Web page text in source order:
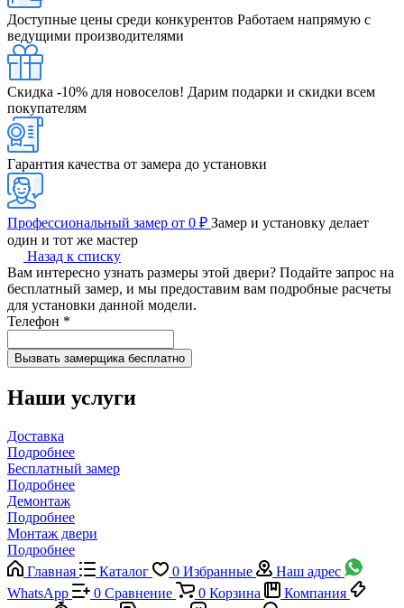
Доступные цены среди конкурентов Работаем напрямую с
ведущими производителями
Скидка -10% для новоселов! Дарим подарки и скидки всем
покупателям
Гарантия качества от замера до установки
Профессиональный замер от 0 ₽ Замер и установку делает
один и тот же мастер
Назад к списку
Вам интересно узнать размеры этой двери? Подайте запрос на
бесплатный замер, и мы предоставим вам подробные расчеты
для установки данной модели.
Телефон *
Наши услуги
Доставка
Подробнее
Бесплатный замер
Подробнее
Демонтаж
Подробнее
Монтаж двери
Подробнее
Главная
Каталог 0 Избранные
Наш адрес
WhatsApp
0 Сравнение 0 Корзина
Компания